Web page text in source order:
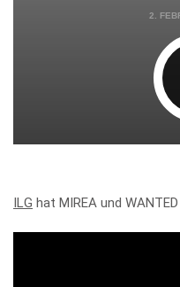
2.
ILG hat MIREA und